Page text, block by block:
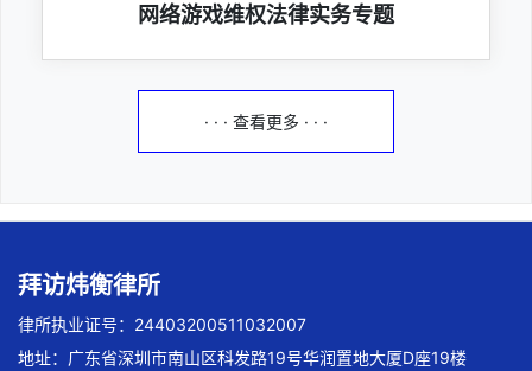
网络游戏维权法律实务专题
· · · 查看更多 · · ·
拜访炜衡律所
律所执业证号：24403200511032007
地址：广东省深圳市南山区科发路19号华润置地大厦D座19楼